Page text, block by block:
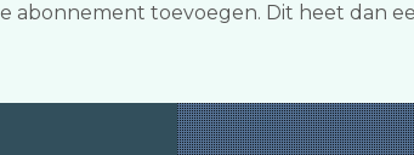
abonnement toevoegen. Dit heet dan